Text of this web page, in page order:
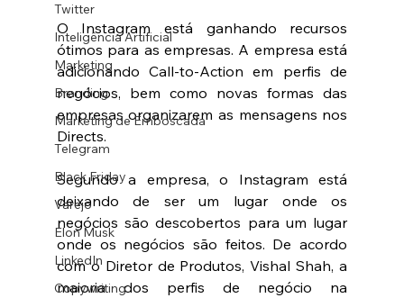
Twitter
Inteligência Artificial
Marketing
Branding
Marketing de Emboscada
Telegram
Black Friday
Varejo
Elon Musk
LinkedIn
Copywriting
O Instagram está ganhando recursos
ótimos para as empresas. A empresa está
adicionando Call-to-Action em perfis de
negócios, bem como novas formas das
empresas organizarem as mensagens nos
Directs.
Segundo a empresa, o Instagram está
deixando de ser um lugar onde os
negócios são descobertos para um lugar
onde os negócios são feitos. De acordo
com o Diretor de Produtos, Vishal Shah, a
maioria dos perfis de negócio na